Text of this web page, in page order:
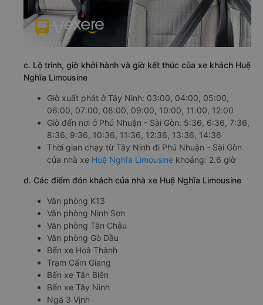
c. Lộ trình, giờ khởi hành và giờ kết thúc của xe khách Huệ
Nghĩa Limousine
Giờ xuất phát ở Tây Ninh: 03:00, 04:00, 05:00,
06:00, 07:00, 08:00, 09:00, 10:00, 11:00, 12:00
Giờ đến nơi ở Phú Nhuận - Sài Gòn: 5:36, 6:36, 7:36,
8:36, 9:36, 10:36, 11:36, 12:36, 13:36, 14:36
Thời gian chạy từ Tây Ninh đi Phú Nhuận - Sài Gòn
của nhà xe Huệ Nghĩa Limousine khoảng: 2.6 giờ
d. Các điểm đón khách của nhà xe Huệ Nghĩa Limousine
Văn phòng K13
Văn phòng Ninh Sơn
Văn phòng Tân Châu
Văn phòng Gò Dầu
Bến xe Hoà Thành
Trạm Cẩm Giang
Bến xe Tân Biên
Bến xe Tây Ninh
Ngã 3 Vịnh